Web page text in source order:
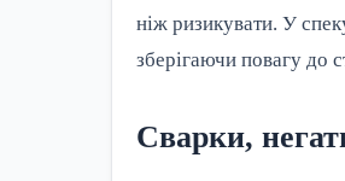
ніж ризикувати. У
зберігаючи повагу до
Сварки,